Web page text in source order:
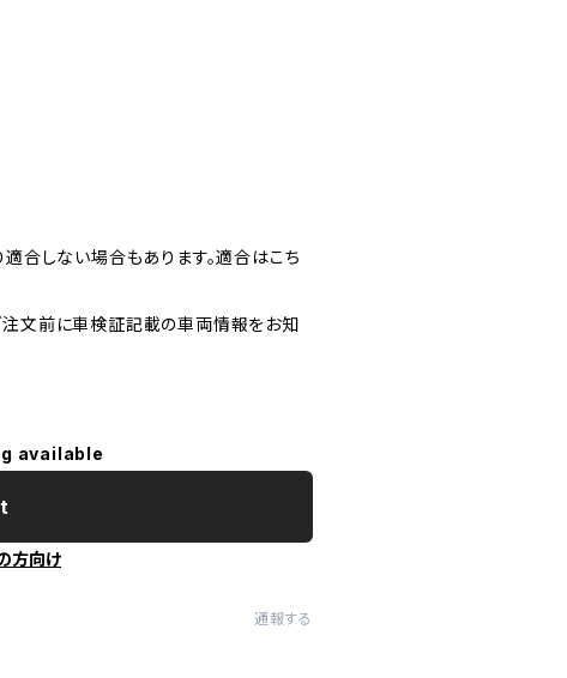
合しない場合もあります。適合はこち
文前に車検証記載の車両情報をお知
available
方向け
通報する